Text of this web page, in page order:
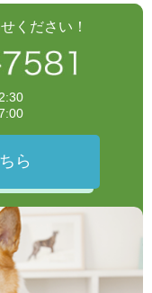
ください！
ら